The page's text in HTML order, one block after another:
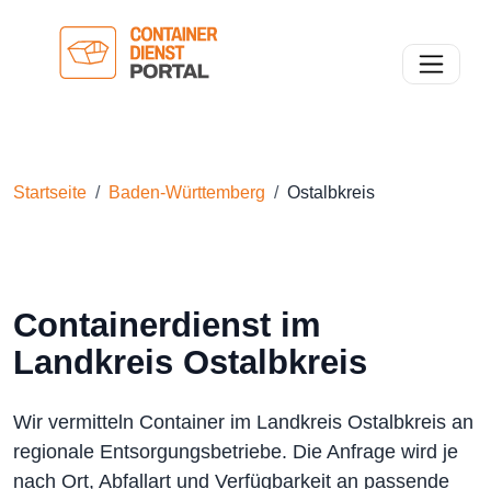
Toggle
Startseite Baden-Württemberg Ostalbkreis
Containerdienst im
Landkreis Ostalbkreis
Wir vermitteln Container im Landkreis Ostalbkreis an
regionale Entsorgungsbetriebe. Die Anfrage wird je
nach Ort, Abfallart und Verfügbarkeit an passende